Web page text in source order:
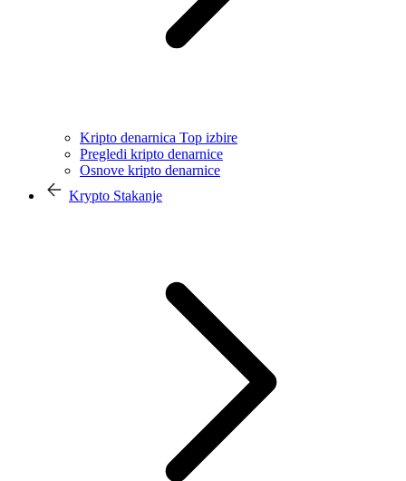
Kripto denarnica Top izbire
Pregledi kripto denarnice
Osnove kripto denarnice
Krypto Stakanje